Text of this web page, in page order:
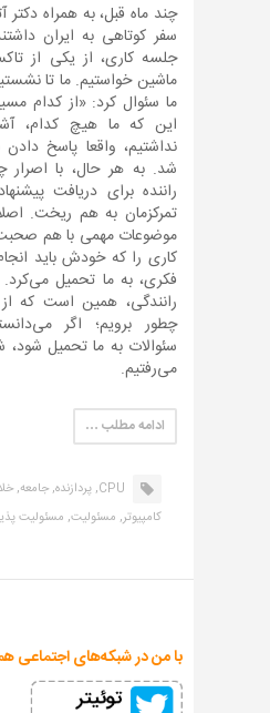
چند ماه قبل، به همراه دکتر
سفر کوتاهی به ایران
جلسه کاری، از یکی از
ماشین خواستیم. ما تا
ما سئوال کرد: «از کدام
این که ما هیچ کدام،
نداشتیم، واقعا پاسخ
شد. به هر حال، با اصرار
راننده برای دریافت
تمرکزمان به هم ریخت.
موضوعات مهمی با هم صحبت
کاری را که خودش باید
فکری، به ما تحمیل
رانندگی، همین است که
چطور برویم؛ اگر
سئوالات به ما تحمیل
می‌رفتیم.
ادامه مطلب …
CPU, پردازنده,جامعه,
کامپیوتر, مسئولیت, مسئولیت
با من در شبکه‌های اجتماعی